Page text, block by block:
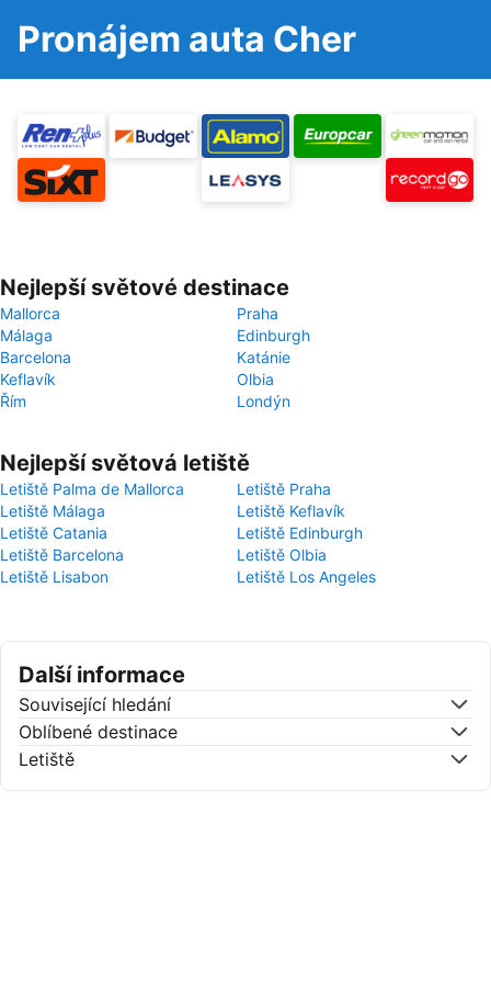
Pronájem auta Cher
Nejlepší světové destinace
Mallorca
Praha
Málaga
Edinburgh
Barcelona
Katánie
Keflavík
Olbia
Řím
Londýn
Nejlepší světová letiště
Letiště Palma de Mallorca
Letiště Praha
Letiště Málaga
Letiště Keflavík
Letiště Catania
Letiště Edinburgh
Letiště Barcelona
Letiště Olbia
Letiště Lisabon
Letiště Los Angeles
Další informace
Související hledání
Oblíbené destinace
Letiště